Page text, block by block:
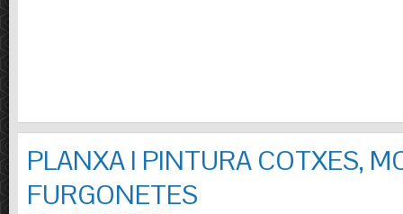
PLANXA I PINTURA COTXES,
FURGONETES